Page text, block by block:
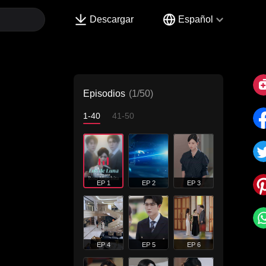
Descargar Español
Episodios (1/50)
1-40 41-50
EP 1 EP 2 EP 3
EP 4 EP 5 EP 6